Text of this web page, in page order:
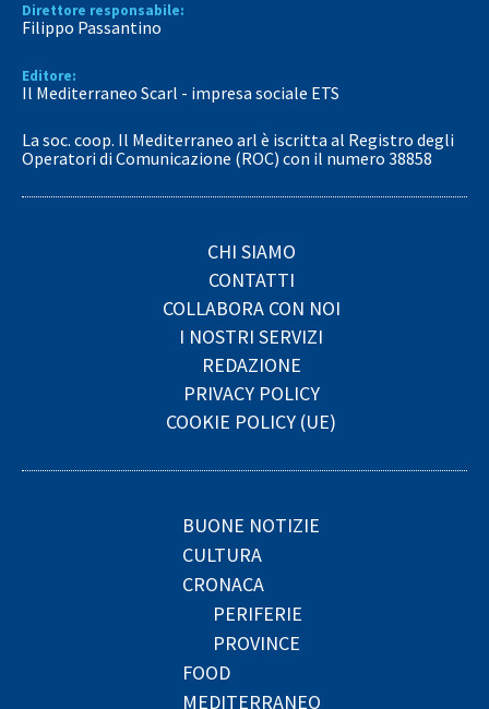
Direttore responsabile:
Filippo Passantino
Editore:
Il Mediterraneo Scarl - impresa sociale ETS
La soc. coop. Il Mediterraneo arl è iscritta al Registro degli
Operatori di Comunicazione (ROC) con il numero 38858
CHI SIAMO
CONTATTI
COLLABORA CON NOI
I NOSTRI SERVIZI
REDAZIONE
PRIVACY POLICY
COOKIE POLICY (UE)
BUONE NOTIZIE
CULTURA
CRONACA
PERIFERIE
PROVINCE
FOOD
MEDITERRANEO